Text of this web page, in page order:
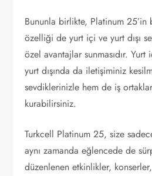
Bununla birlikte, Platinum
özelliği de yurt içi ve yurt dışı
özel avantajlar sunmasıdır.
yurt dışında da iletişiminiz
sevdiklerinizle hem de iş
kurabilirsiniz.
Turkcell Platinum 25, size
aynı zamanda eğlencede de
düzenlenen etkinlikler,